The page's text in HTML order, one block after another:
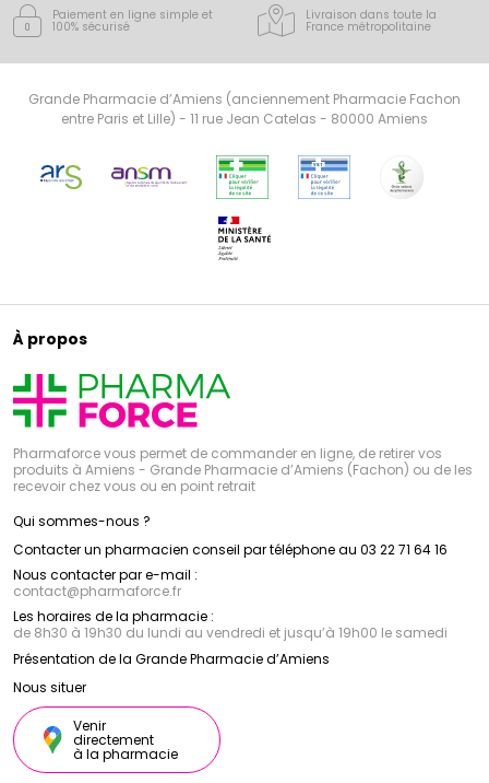
Paiement en ligne simple et
100% sécurisé
Livraison dans toute la
France métropolitaine
Grande Pharmacie d’Amiens (anciennement Pharmacie Fachon
entre Paris et Lille) - 11 rue Jean Catelas - 80000 Amiens
À propos
Pharmaforce vous permet de commander en ligne, de retirer vos
produits à Amiens - Grande Pharmacie d’Amiens (Fachon) ou de les
recevoir chez vous ou en point retrait
Qui sommes-nous ?
Contacter un pharmacien conseil par téléphone au 03 22 71 64 16
Nous contacter par e-mail :
contact@pharmaforce.fr
Les horaires de la pharmacie :
de 8h30 à 19h30 du lundi au vendredi et jusqu’à 19h00 le samedi
Présentation de la Grande Pharmacie d’Amiens
Nous situer
Venir
directement
à la pharmacie